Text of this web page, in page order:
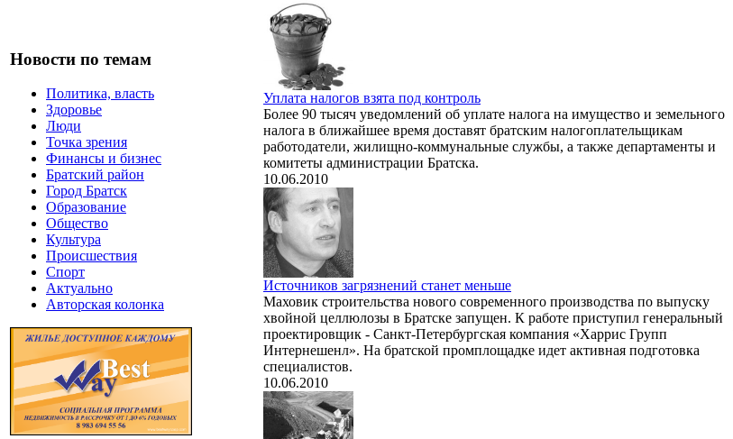
Новости по темам
Политика, власть
Здоровье
Люди
Точка зрения
Финансы и бизнес
Братский район
Город Братск
Образование
Общество
Культура
Происшествия
Спорт
Актуально
Авторская колонка
Уплата налогов взята под контроль
Более 90 тысяч уведомлений об уплате налога на имущество и земельного
налога в ближайшее время доставят братским налогоплательщикам
работодатели, жилищно-коммунальные службы, а также департаменты и
комитеты администрации Братска.
10.06.2010
Источников загрязнений станет меньше
Маховик строительства нового современного производства по выпуску
хвойной целлюлозы в Братске запущен. К работе приступил генеральный
проектировщик - Санкт-Петербургская компания «Харрис Групп
Интернешенл». На братской промплощадке идет активная подготовка
специалистов.
10.06.2010